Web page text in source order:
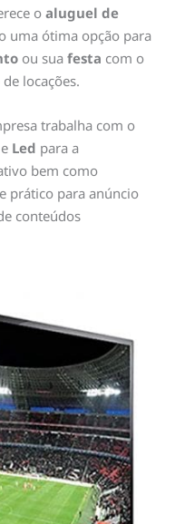
o aluguel de
uma ótima opção para
ou sua festa com o
locações.
trabalha com o
e Led para a
bem como
prático para anúncio
conteúdos